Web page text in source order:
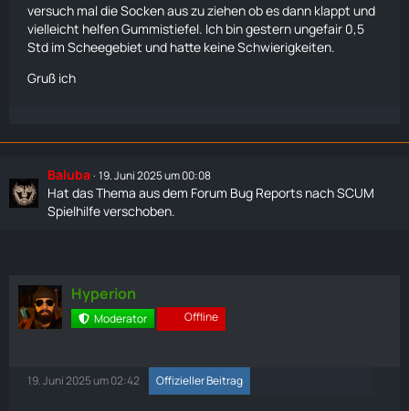
versuch mal die Socken aus zu ziehen ob es dann klappt und
vielleicht helfen Gummistiefel. Ich bin gestern ungefair 0,5
Std im Scheegebiet und hatte keine Schwierigkeiten.
Gruß ich
Baluba 19. Juni 2025 um 00:08
Hat das Thema aus dem Forum Bug Reports nachSCUM
Spielhilfeverschoben.
Hyperion
Moderator Offline
19. Juni 2025 um 02:42 Offizieller Beitrag